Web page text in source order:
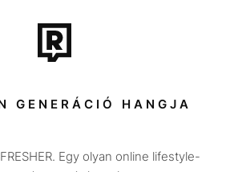
Tech-Tudomány
Sport
Társadalom
Utazás
GENERÁCIÓ HANGJA
Egy olyan online lifestyle-